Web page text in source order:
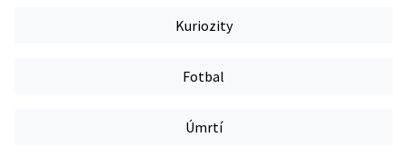
Kuriozity
Fotbal
Úmrtí